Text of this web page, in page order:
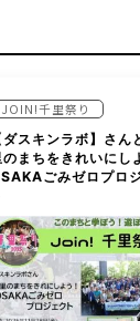
JOIN!千里祭り
ダスキンラボ】さん
のまちをきれいにし
ごみゼロプロ